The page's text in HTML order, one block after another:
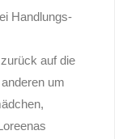
Handlungs-
auf die
um